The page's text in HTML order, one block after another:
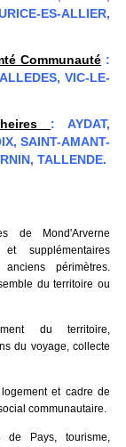
ES-ALLIER,
Communauté:
VIC-LE-
: AYDAT,
SAINT-AMANT-
TALLENDE.
de Mond'Arverne
supplémentaires
périmètres.
du territoire ou
du territoire,
du voyage, collecte
et cadre de
communautaire.
de Pays, tourisme,